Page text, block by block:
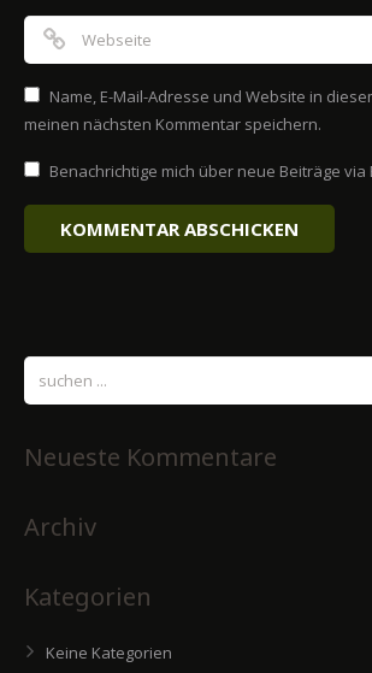
Name, E-Mail-Adresse und Website in
meinen nächsten Kommentar speichern.
Benachrichtige mich über neue Beiträge via
Neueste Kommentare
Archiv
Kategorien
Keine Kategorien